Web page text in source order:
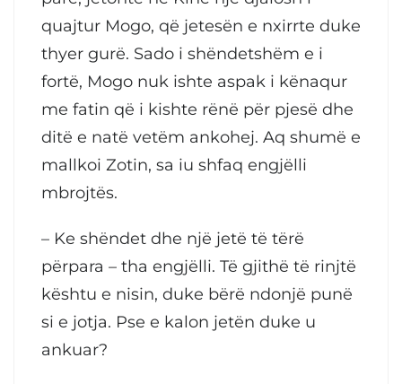
quajtur Mogo, që jetesën e nxirrte duke
thyer gurë. Sado i shëndetshëm e i
fortë, Mogo nuk ishte aspak i kënaqur
me fatin që i kishte rënë për pjesë dhe
ditë e natë vetëm ankohej. Aq shumë e
mallkoi Zotin, sa iu shfaq engjëlli
mbrojtës.
– Ke shëndet dhe një jetë të tërë
përpara – tha engjëlli. Të gjithë të rinjtë
kështu e nisin, duke bërë ndonjë punë
si e jotja. Pse e kalon jetën duke u
ankuar?